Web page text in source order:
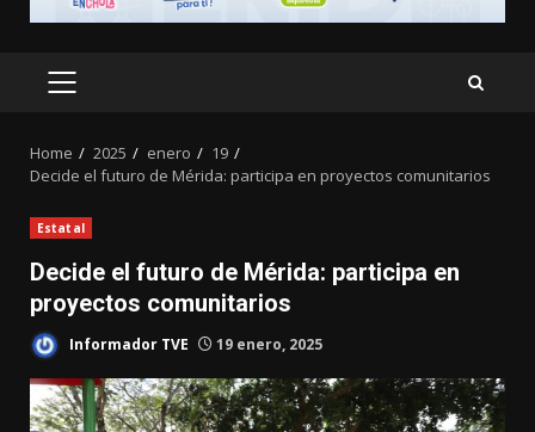
PRIMARY
Home 2025 enero
19
Decide el futuro de Mérida: participa en proyectos comunitarios
Estatal
Decide el futuro de Mérida: participa en
proyectos comunitarios
Informador TVE 19 enero, 2025